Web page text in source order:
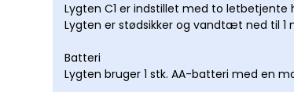
Lygten C1 er indstillet med to
Lygten er stødsikker og vandtæt ned til 1
Batteri
Lygten bruger 1 stk. AA-batteri med en